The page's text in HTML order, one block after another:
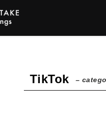
TikTok –